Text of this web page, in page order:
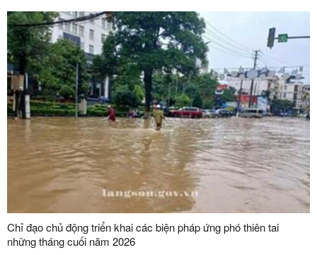
Chỉ đạo chủ động triển khai các biện pháp ứng phó thiên tai
những tháng cuối năm 2026